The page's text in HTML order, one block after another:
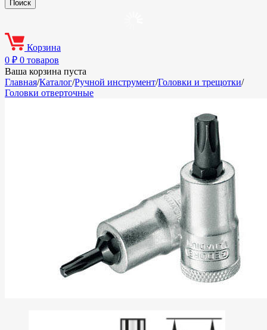
Корзина
0 ₽ 0 товаров
Ваша корзина пуста
Главная/Каталог/Ручной инструмент/Головки и трещотки/
Головки отверточные